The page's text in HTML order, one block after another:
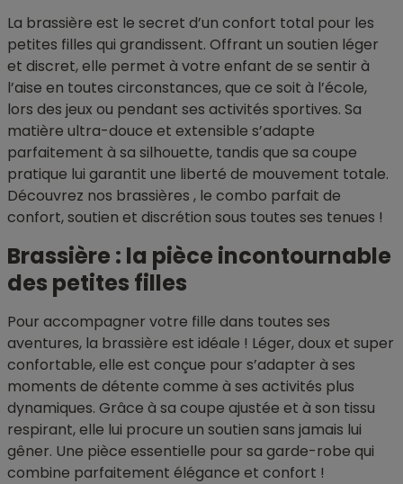
La brassière est le secret d’un confort total pour les
petites filles qui grandissent. Offrant un soutien léger
et discret, elle permet à votre enfant de se sentir à
l’aise en toutes circonstances, que ce soit à l’école,
lors des jeux ou pendant ses activités sportives. Sa
matière ultra-douce et extensible s’adapte
parfaitement à sa silhouette, tandis que sa coupe
pratique lui garantit une liberté de mouvement totale.
Découvrez nos brassières , le combo parfait de
confort, soutien et discrétion sous toutes ses tenues !
Brassière : la pièce incontournable
des petites filles
Pour accompagner votre fille dans toutes ses
aventures, la brassière est idéale ! Léger, doux et super
confortable, elle est conçue pour s’adapter à ses
moments de détente comme à ses activités plus
dynamiques. Grâce à sa coupe ajustée et à son tissu
respirant, elle lui procure un soutien sans jamais lui
gêner. Une pièce essentielle pour sa garde-robe qui
combine parfaitement élégance et confort !